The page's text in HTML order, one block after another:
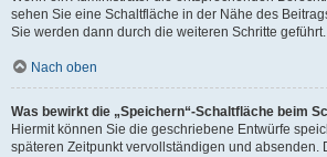
sehen Sie eine Schaltfläche in der Nähe des
Sie werden dann durch die weiteren Schritte geführt.
Nach oben
Was bewirkt die „Speichern“-Schaltfläche beim
Hiermit können Sie die geschriebene Entwürfe
späteren Zeitpunkt vervollständigen und absenden.